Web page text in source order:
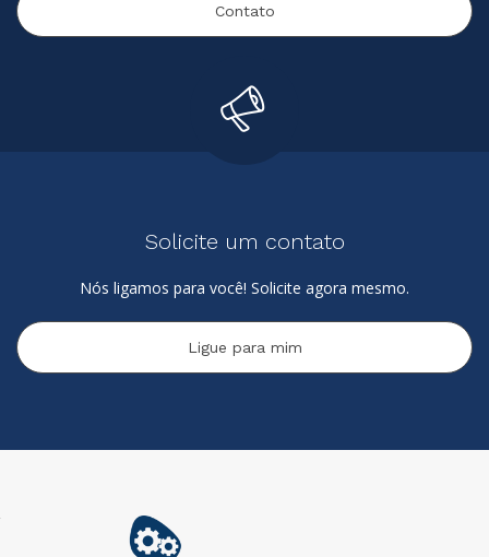
Contato
Solicite um contato
Nós ligamos para você! Solicite agora mesmo.
Ligue para mim